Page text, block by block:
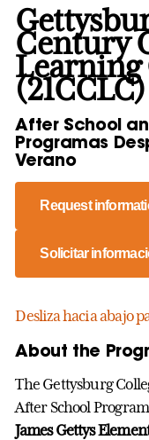
Century
Learning
(21CCLC)
After School
Programas
Verano
Request
Solicitar
Desliza hacia abajo
About the
The Gettysburg
After School
James Gettys